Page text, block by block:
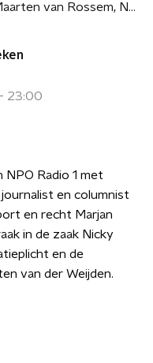
Nieuwsforum: Maarten van Rossem, Nynke de Jong en Marjan Olfers
23:00
Radio 1 met
en columnist
en recht Marjan
in de zaak Nicky
en de
van der Weijden.